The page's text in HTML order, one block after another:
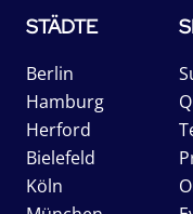
STÄDTE
Berlin
Hamburg
Herford
Bielefeld
Köln